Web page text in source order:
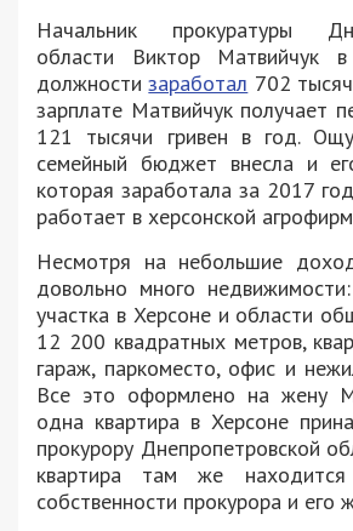
Начальник прокуратуры
области Виктор Матвийчук
должностизаработал 702
зарплате Матвийчук получает
121 тысячи гривен в год.
семейный бюджет внесла и
которая заработала за 2017
работает в херсонской
Несмотря на небольшие
довольно много
участка в Херсоне и области
12 200 квадратных метров,
гараж, паркоместо, офис и
Все это оформлено на жену
одна квартира в Херсоне
прокурору Днепропетровской
квартира там же
собственности прокурора и его